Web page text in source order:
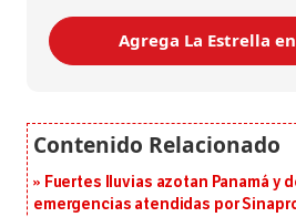
Agrega La Estrella
Fuertes lluvias azotan Panamá y
emergencias atendidas por